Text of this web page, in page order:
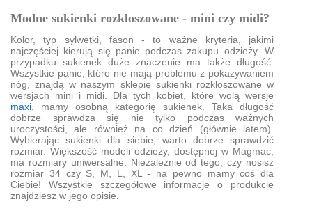
Modne sukienki rozkloszowane - mini czy midi?
Kolor, typ sylwetki, fason - to ważne kryteria, jakimi
najczęściej kierują się panie podczas zakupu odzieży. W
przypadku sukienek duże znaczenie ma także długość.
Wszystkie panie, które nie mają problemu z pokazywaniem
nóg, znajdą w naszym sklepie sukienki rozkloszowane w
wersjach mini i midi. Dla tych kobiet, które wolą wersje
maxi , mamy osobną kategorię sukienek. Taka długość
dobrze sprawdza się nie tylko podczas ważnych
uroczystości, ale również na co dzień (głównie latem).
Wybierając sukienki dla siebie, warto dobrze sprawdzić
rozmiar. Większość modeli odzieży, dostępnej w Magmac,
ma rozmiary uniwersalne. Niezależnie od tego, czy nosisz
rozmiar 34 czy S, M, L, XL - na pewno mamy coś dla
Ciebie! Wszystkie szczegółowe informacje o produkcie
znajdziesz w jego opisie.